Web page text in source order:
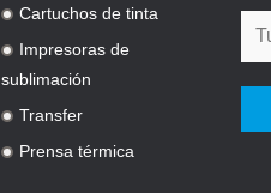
.
Cartuchos de tinta
.
Impresoras de
sublimación
.
Transfer
.
Prensa térmica